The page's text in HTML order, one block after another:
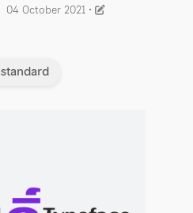
04 October 2021•
standard